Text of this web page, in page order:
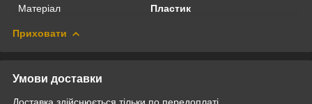
Матеріал
Пластик
Приховати
Умови доставки
Доставка здійснюється тільки по передоплаті.